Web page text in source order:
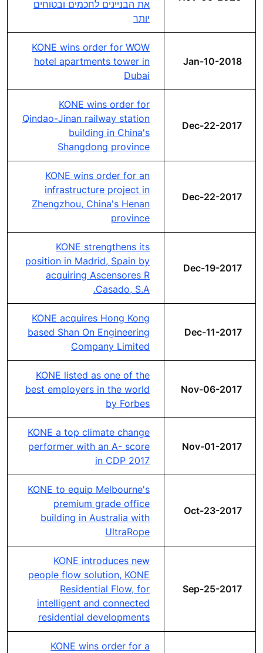
את הבניינים לחכמים ובטוחים
יותר
Jan-10-2018
KONE wins order for WOW
hotel apartments tower in
Dubai
Dec-22-2017
KONE wins order for
Qindao-Jinan railway station
building in China's
Shangdong province
Dec-22-2017
KONE wins order for an
infrastructure project in
Zhengzhou, China's Henan
province
Dec-19-2017
KONE strengthens its
position in Madrid, Spain by
acquiring Ascensores R
Casado, S.A.
Dec-11-2017
KONE acquires Hong Kong
based Shan On Engineering
Company Limited
Nov-06-2017
KONE listed as one of the
best employers in the world
by Forbes
Nov-01-2017
KONE a top climate change
performer with an A- score
in CDP 2017
Oct-23-2017
KONE to equip Melbourne's
premium grade office
building in Australia with
UltraRope
Sep-25-2017
KONE introduces new
people flow solution, KONE
Residential Flow, for
intelligent and connected
residential developments
KONE wins order for a